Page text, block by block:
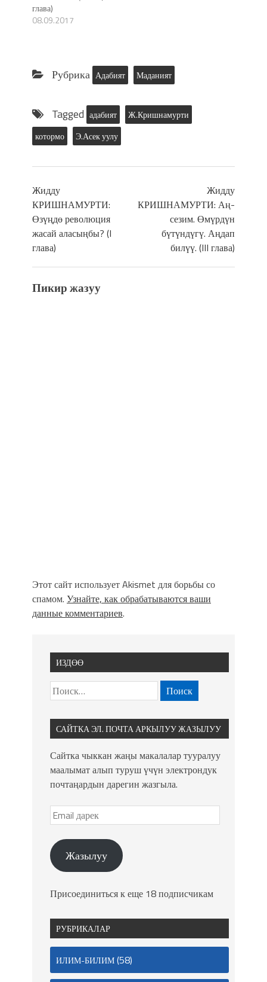
глава)
08.09.2017
Рубрика Адабият Маданият
Tagged адабият
Ж.Кришнамурти
котормо
Э.Асек уулу
Жидду
КРИШНАМУРТИ:
Өзүңдө революция
жасай аласыңбы? (I
глава)
Жидду
КРИШНАМУРТИ: Аң-
сезим. Өмүрдүн
бүтүндүгү. Аңдап
билүү. (III глава)
Пикир жазуу
Этот сайт использует Akismet для борьбы со
спамом. Узнайте, как обрабатываются ваши
данные комментариев.
ИЗДӨӨ
САЙТКА ЭЛ. ПОЧТА АРКЫЛУУ ЖАЗЫЛУУ
Сайтка чыккан жаңы макалалар тууралуу
маалымат алып туруш үчүн электрондук
почтаңардын дарегин жазгыла.
Жазылуу
Присоединиться к еще 18 подписчикам
РУБРИКАЛАР
ИЛИМ-БИЛИМ(58)